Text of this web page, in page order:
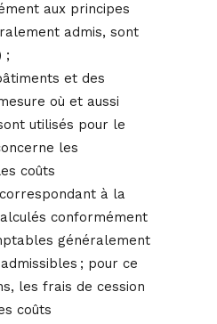
aux principes
admis, sont
;
et des
où et aussi
utilisés pour le
les
coûts
à la
conformément
généralement
; pour ce
les frais de cession
coûts